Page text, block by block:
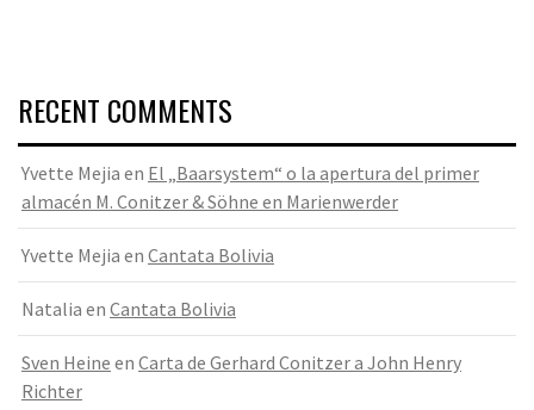
RECENT COMMENTS
Yvette Mejia en El „Baarsystem“ o la apertura del primer
almacén M. Conitzer & Söhne en Marienwerder
Yvette Mejia en Cantata Bolivia
Natalia en Cantata Bolivia
Sven Heine en Carta de Gerhard Conitzer a John Henry
Richter